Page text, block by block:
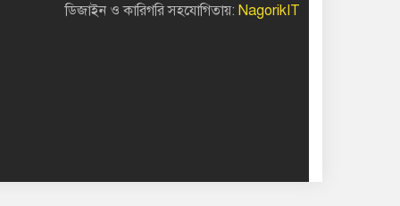
ডিজাইন ও কারিগরি সহযোগিতায়: NagorikIT